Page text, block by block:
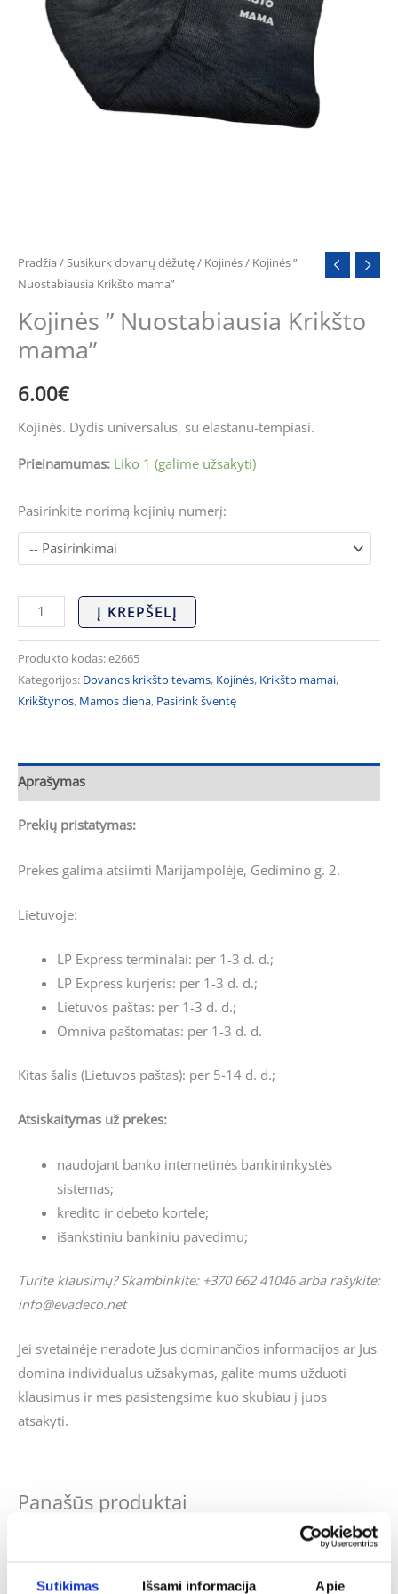
Sutikimas Išsami informacija Apie
Pradžia /Susikurk dovanų dėžutę/ Kojinės/ Kojinės ”
Nuostabiausia Krikšto mama”
Kojinės ” Nuostabiausia Krikšto
mama”
6.00€
Kojinės. Dydis universalus, su elastanu-tempiasi.
Prieinamumas: Liko 1 (galime užsakyti)
Pasirinkite norimą kojinių numerį:
Į KREPŠELĮ
Produkto kodas:e2665
Kategorijos: Dovanos krikšto tėvams, Kojinės, Krikšto mamai,
Krikštynos, Mamos diena, Pasirink šventę
Aprašymas
Prekių pristatymas:
Prekes galima atsiimti Marijampolėje, Gedimino g. 2.
Lietuvoje:
LP Express terminalai: per 1-3 d. d.;
LP Express kurjeris: per 1-3 d. d.;
Lietuvos paštas: per 1-3 d. d.;
Omniva paštomatas: per 1-3 d. d.
Kitas šalis (Lietuvos paštas): per 5-14 d. d.;
Atsiskaitymas už prekes:
naudojant banko internetinės bankininkystės
sistemas;
kredito ir debeto kortele;
išankstiniu bankiniu pavedimu;
Turite klausimų? Skambinkite: +370 662 41046 arba rašykite:
info@evadeco.net
Jei svetainėje neradote Jus dominančios informacijos ar Jus
domina individualus užsakymas, galite mums užduoti
klausimus ir mes pasistengsime kuo skubiau į juos
atsakyti.
Panašūs produktai